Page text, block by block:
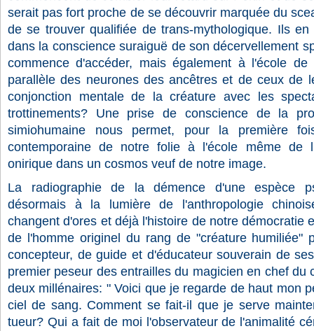
serait pas fort proche de se découvrir marquée du
de se trouver qualifiée de trans-mythologique. Ils
dans la conscience suraiguë de son décervellement
commence d'accéder, mais également à l'école de
parallèle des neurones des ancêtres et de ceux de
conjonction mentale de la créature avec les
trottinements? Une prise de conscience de la
simiohumaine nous permet, pour la première
contemporaine de notre folie à l'école même de
onirique dans un cosmos veuf de notre image.
La radiographie de la démence d'une espèce
désormais à la lumière de l'anthropologie
changent d'ores et déjà l'histoire de notre démocratie
de l'homme originel du rang de "créature humiliée"
concepteur, de guide et d'éducateur souverain de
premier peseur des entrailles du magicien en chef du
deux millénaires: " Voici que je regarde de haut mon
ciel de sang. Comment se fait-il que je serve
tueur? Qui a fait de moi l'observateur de l'animalité